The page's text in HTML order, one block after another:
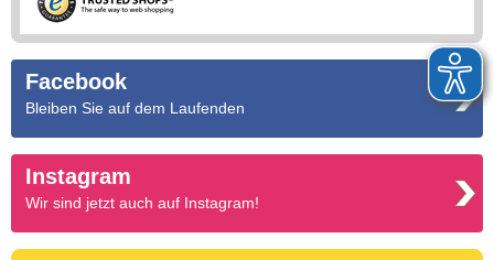
Facebook
Bleiben Sie auf dem Laufenden
Instagram
Wir sind jetzt auch auf Instagram!